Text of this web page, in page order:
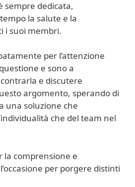
sempre dedicata,
la salute e la
i suoi membri.
per l’attenzione
e sono a
e discutere
argomento, sperando di
una soluzione che
che del team nel
la comprensione e
per porgere distinti